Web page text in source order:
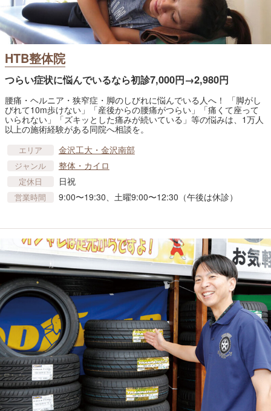
HTB整体院
つらい症状に悩んでいるなら初診7,000円→2,980円
腰痛・ヘルニア・狭窄症・脚のしびれに悩んでいる人へ！ 「脚がし
びれて10m歩けない」「産後からの腰痛がつらい」「痛くて座って
いられない」「ズキッとした痛みが続いている」等の悩みは、1万人
以上の施術経験がある同院へ相談を。
エリア 金沢工大・金沢南部
ジャンル 整体・カイロ
定休日 日祝
営業時間 9:00〜19:30、土曜9:00〜12:30（午後は休診）